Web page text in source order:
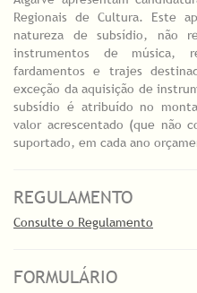
Regionais de Cultura. Este
natureza de subsídio, não
instrumentos de música,
fardamentos e trajes
exceção da aquisição de
subsídio é atribuído no
valor acrescentado (que não
suportado, em cada ano
REGULAMENTO
Consulte o Regulamento
FORMULÁRIO